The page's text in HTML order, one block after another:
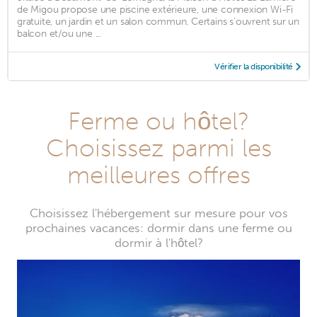
de Migou propose une piscine extérieure, une connexion Wi-Fi
gratuite, un jardin et un salon commun. Certains s'ouvrent sur un
balcon et/ou une ...
Vérifier la disponibilité
Ferme ou hôtel?
Choisissez parmi les
meilleures offres
Choisissez l'hébergement sur mesure pour vos
prochaines vacances: dormir dans une ferme ou
dormir à l'hôtel?